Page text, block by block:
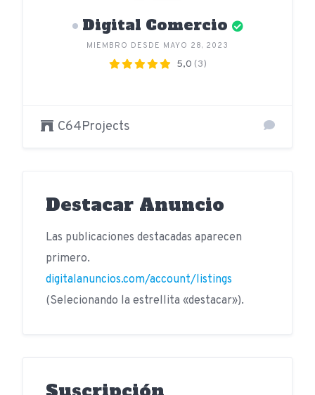
Digital Comercio
MIEMBRO DESDE MAYO 28, 2023
5,0 (3)
C64Projects
Destacar Anuncio
Las publicaciones destacadas aparecen
primero.
digitalanuncios.com/account/listings
(Selecionando la estrellita «destacar»).